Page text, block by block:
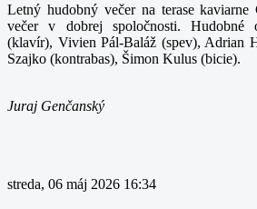
Letný hudobný večer na terase
večer v dobrej spoločnosti. Hudobné
(klavír), Vivien Pál-Baláž (spev), Adrian
Szajko (kontrabas), Šimon Kulus (bicie).
Juraj Genčanský
streda, 06 máj 2026 16:34